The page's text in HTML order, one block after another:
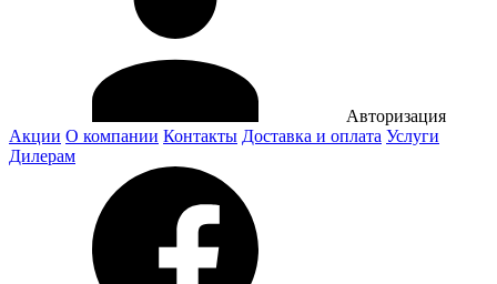
Авторизация
Акции О компании Контакты Доставка и оплата Услуги
Дилерам